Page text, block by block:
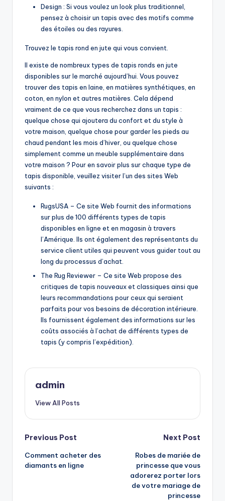
Design : Si vous voulez un look plus traditionnel,
pensez à choisir un tapis avec des motifs comme
des étoiles ou des rayures.
Trouvez le tapis rond en jute qui vous convient.
Il existe de nombreux types de tapis ronds en jute
disponibles sur le marché aujourd’hui. Vous pouvez
trouver des tapis en laine, en matières synthétiques, en
coton, en nylon et autres matières. Cela dépend
vraiment de ce que vous recherchez dans un tapis :
quelque chose qui ajoutera du confort et du style à
votre maison, quelque chose pour garder les pieds au
chaud pendant les mois d’hiver, ou quelque chose
simplement comme un meuble supplémentaire dans
votre maison ? Pour en savoir plus sur chaque type de
tapis disponible, veuillez visiter l’un des sites Web
suivants :
RugsUSA – Ce site Web fournit des informations
sur plus de 100 différents types de tapis
disponibles en ligne et en magasin à travers
l’Amérique. Ils ont également des représentants du
service client utiles qui peuvent vous guider tout au
long du processus d’achat.
The Rug Reviewer – Ce site Web propose des
critiques de tapis nouveaux et classiques ainsi que
leurs recommandations pour ceux qui seraient
parfaits pour vos besoins de décoration intérieure.
Ils fournissent également des informations sur les
coûts associés à l’achat de différents types de
tapis (y compris l’expédition).
admin
View All Posts
Post
navigation
Previous Post
Comment acheter des
diamants en ligne
Next Post
Robes de mariée de
princesse que vous
adorerez porter lors
de votre mariage de
princesse